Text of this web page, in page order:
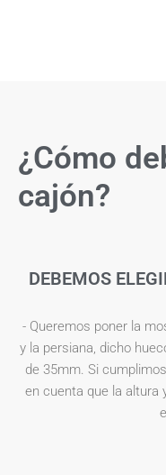
¿Cómo
cajón?
DEBEMOS
- Queremos poner la
y la persiana, dicho
de 35mm. Si
en cuenta que la altura